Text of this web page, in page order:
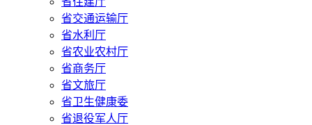
省交通运输厅
省水利厅
省农业农村厅
省商务厅
省文旅厅
省卫生健康委
省退役军人厅